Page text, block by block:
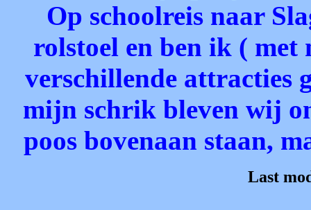
Op schoolreis naar
rolstoel en ben ik ( met
verschillende attracties
mijn schrik bleven wij
poos bovenaan staan,
Last